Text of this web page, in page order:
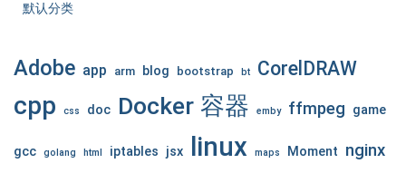
默认分类
Adobe app arm blog bootstrap bt CorelDRAW
cpp css doc Docker 容器 emby ffmpeg game
gcc golang html iptables jsx linux maps Moment nginx